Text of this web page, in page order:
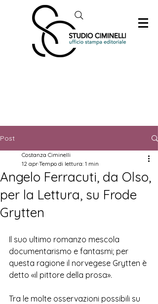
Post
Angelo Ferracuti, da Olso,
per la Lettura, su Frode
Grytten
Costanza Ciminelli
12 aprTempo di lettura: 1 min
Il suo ultimo romanzo mescola
documentarismo e fantasmi; per
questa ragione il norvegese Grytten è
detto «il pittore della prosa».
Tra le molte osservazioni possibili su